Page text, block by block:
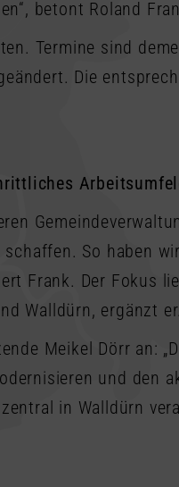
betont Roland
Termine sind
Die
So haben
Frank. Der Fokus
Walldürn, ergänzt er.
Meikel Dörr an:
und den
in Walldürn